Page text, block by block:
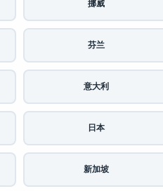
挪威
芬兰
意大利
日本
新加坡